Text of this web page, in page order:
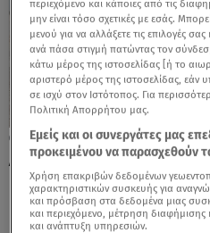
25.02.24, 09:00
Δοκιμάζουμε το νέο
περιεχόμενο και κάποιες από τις
μην είναι τόσο σχετικές με εσάς.
μενού για να αλλάξετε τις επιλογές
ανά πάσα στιγμή πατώντας τον
κάτω μέρος της ιστοσελίδας [ή το
αριστερό μέρος της ιστοσελίδας, εάν
σε ισχύ στον Ιστότοπος. Για
Πολιτική Απορρήτου μας.
Εμείς και οι συνεργάτες μας
προκειμένου να παρασχεθούν
Χρήση επακριβών δεδομένων
χαρακτηριστικών συσκευής για
και πρόσβαση στα δεδομένα μιας
και περιεχόμενο, μέτρηση διαφήμισης
και ανάπτυξη υπηρεσιών.